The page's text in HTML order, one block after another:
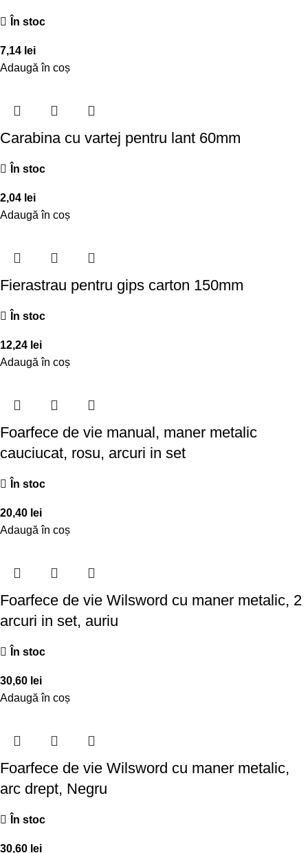
În stoc
7,14 lei
Adaugă în coș
Carabina cu vartej pentru lant 60mm
În stoc
2,04 lei
Adaugă în coș
Fierastrau pentru gips carton 150mm
În stoc
12,24 lei
Adaugă în coș
Foarfece de vie manual, maner metalic
cauciucat, rosu, arcuri in set
În stoc
20,40 lei
Adaugă în coș
Foarfece de vie Wilsword cu maner metalic, 2
arcuri in set, auriu
În stoc
30,60 lei
Adaugă în coș
Foarfece de vie Wilsword cu maner metalic,
arc drept, Negru
În stoc
30,60 lei